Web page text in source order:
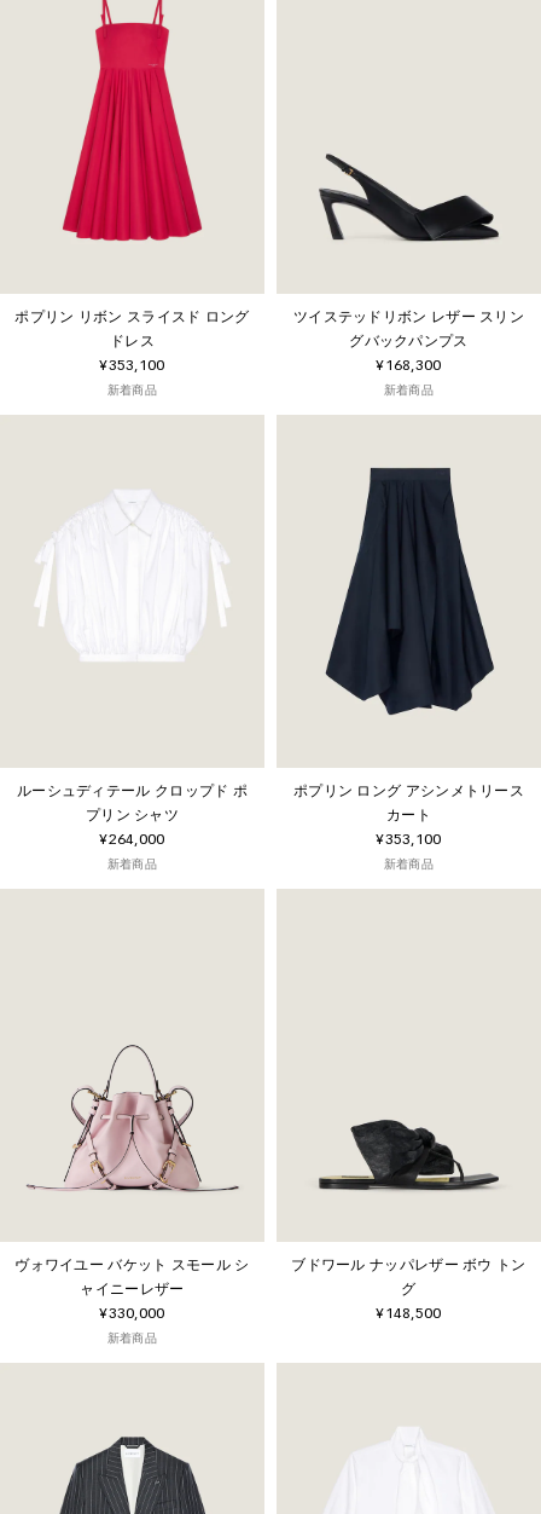
ポプリン リボン スライスド ロング
ドレス
¥353,100
新着商品
ツイステッドリボン レザー スリン
グバックパンプス
¥168,300
新着商品
ルーシュディテール クロップド ポ
プリン シャツ
¥264,000
新着商品
ポプリン ロング アシンメトリース
カート
¥353,100
新着商品
ヴォワイユー バケット スモール シ
ャイニーレザー
¥330,000
新着商品
ブドワール ナッパレザー ボウ トン
グ
¥148,500